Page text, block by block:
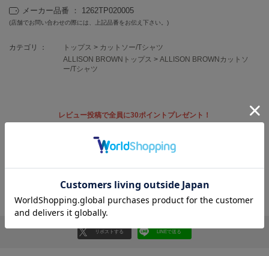
エイミー イストワール
エミ
FILA
メーカー品番 ： 1262TP020005
(店舗でお問い合わせの際には、上記品番をお伝え下さい。)
カテゴリ ： トップス > カットソー/Tシャツ
ALLISON BROWNトップス > ALLISON BROWNカットソ
ー/Tシャツ
レビュー投稿で全員に30ポイントプレゼント！
返品・キャンセルについて
リポストする LINEで送る